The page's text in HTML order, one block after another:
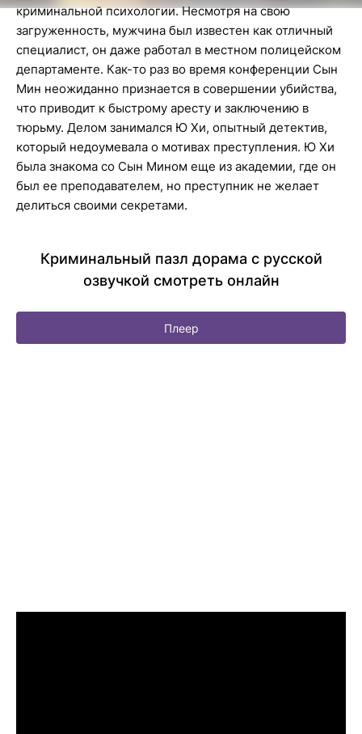
криминальной психологии. Несмотря на свою
загруженность, мужчина был известен как отличный
специалист, он даже работал в местном полицейском
департаменте. Как-то раз во время конференции Сын
Мин неожиданно признается в совершении убийства,
что приводит к быстрому аресту и заключению в
тюрьму. Делом занимался Ю Хи, опытный детектив,
который недоумевала о мотивах преступления. Ю Хи
была знакома со Сын Мином еще из академии, где он
был ее преподавателем, но преступник не желает
делиться своими секретами.
Криминальный пазл дорама с русской
озвучкой смотреть онлайн
Плеер